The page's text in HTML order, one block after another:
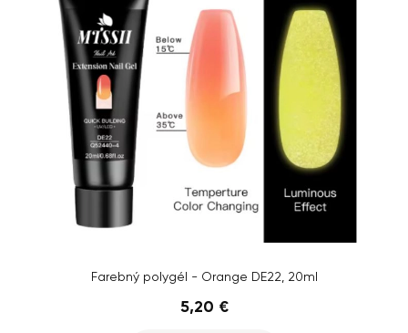
Farebný polygél - Orange DE22, 20ml
5,20 €